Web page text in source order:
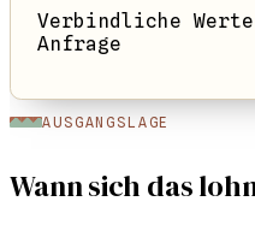
Verbindliche
Anfrage
AUSGANGSLAGE
Wann sich das